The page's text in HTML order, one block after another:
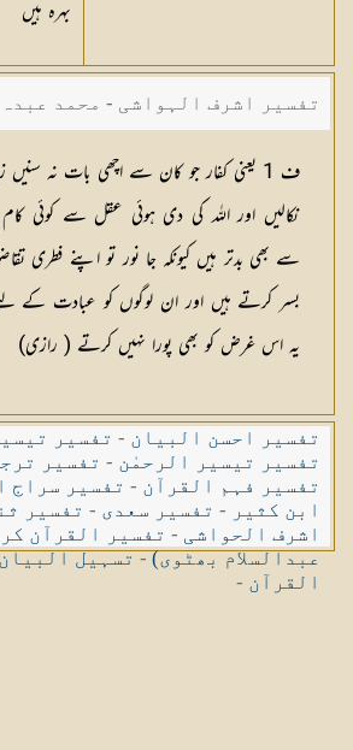
بہرہ ہیں
تفسیر اشرف الہواشی - محمد عبدہ
ف 1 یعنی کفار جو کان سے اچھی بات نہ
نکالیں اور اللہ کی دی ہوئی عقل سے کوئی
سے بھی بدتر ہیں کیونکہ جا نور تو اپنے فطری
بسر کرتے ہیں اور ان لوگوں کو عبادت کے
یہ اس غرض کو بھی پورا نہیں کرتے ( رازی)
تفسیر احسن البیان - تفسیر
تفسیر تیسیر الرحمٰن - تفسیر
تفسیر فہم القرآن - تفسیر سراج
ابن کثیر - تفسیر سعدی - تفسیر
اشرف الحواشی - تفسیر القرآن
عبدالسلام بھٹوی)-تسہیل
القرآن -